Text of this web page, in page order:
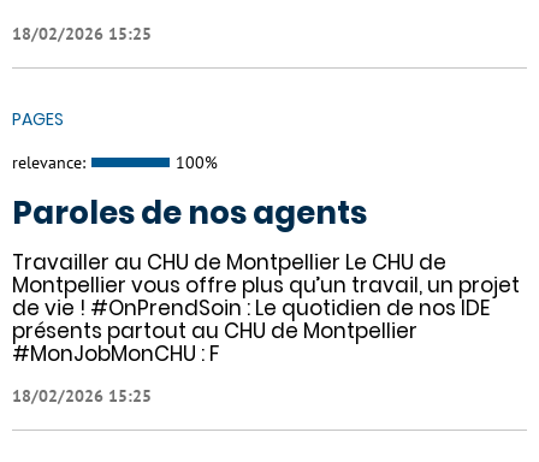
18/02/2026 15:25
PAGES
relevance: 100%
Paroles de nos agents
Travailler au CHU de Montpellier Le CHU de
Montpellier vous offre plus qu’un travail, un projet
de vie ! #OnPrendSoin : Le quotidien de nos IDE
présents partout au CHU de Montpellier
#MonJobMonCHU : F
18/02/2026 15:25